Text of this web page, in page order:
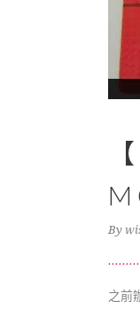
By
之前